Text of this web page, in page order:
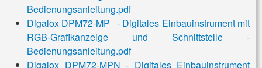
Bedienungsanleitung.pdf
Digalox DPM72-MP+ - Digitales Einbauinstrument mit
RGB-Grafikanzeige und Schnittstelle -
Bedienungsanleitung.pdf
Digalox DPM72-MPN - Digitales Einbauinstrument